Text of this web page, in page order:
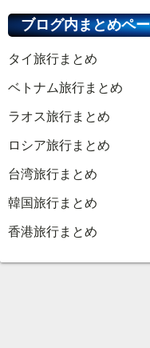
ブログ内まとめペ
タイ旅行まとめ
ベトナム旅行まとめ
ラオス旅行まとめ
ロシア旅行まとめ
台湾旅行まとめ
韓国旅行まとめ
香港旅行まとめ